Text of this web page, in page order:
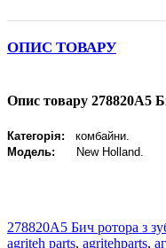
ОПИС ТОВАРУ
Опис товару 278820A5
Категорія: комбайни.
Модель:
New Holland.
278820A5 Бич ротора з
agriteh parts, agritehparts,